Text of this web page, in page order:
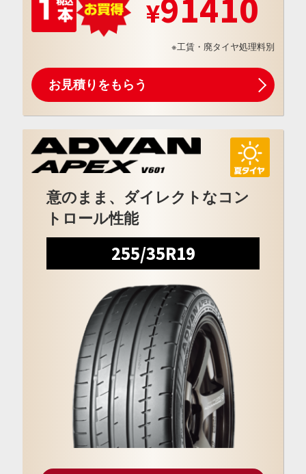
91410
※工賃・廃タイヤ処理料別
お見積りをもらう
意のまま、ダイレクトなコン
トロール性能
255/35R19